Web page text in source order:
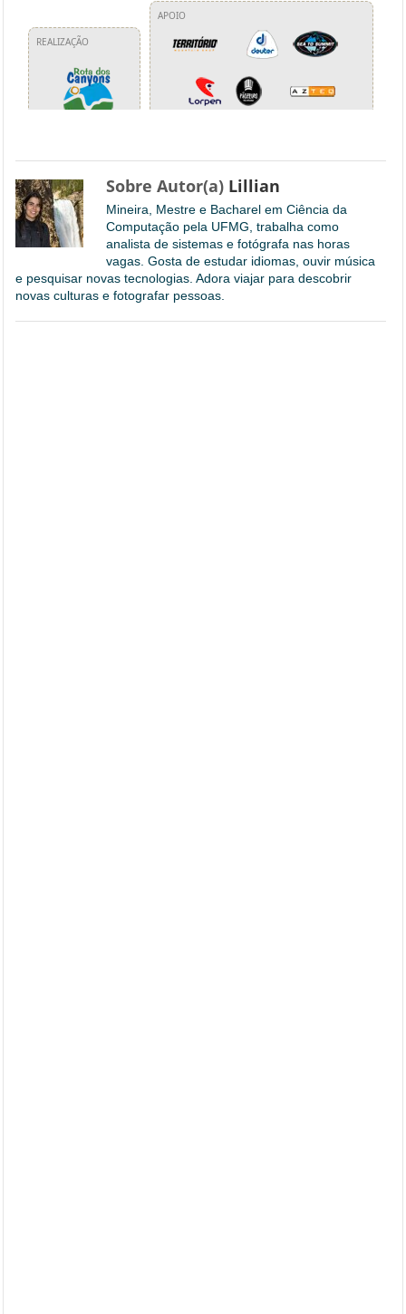
Sobre Autor(a) Lillian
Mineira, Mestre e Bacharel em Ciência da
Computação pela UFMG, trabalha como
analista de sistemas e fotógrafa nas horas
vagas. Gosta de estudar idiomas, ouvir música
e pesquisar novas tecnologias. Adora viajar para descobrir
novas culturas e fotografar pessoas.